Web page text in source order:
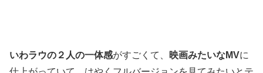
いわラウの２人の一体感がすごくて、 映画みたいなMVに